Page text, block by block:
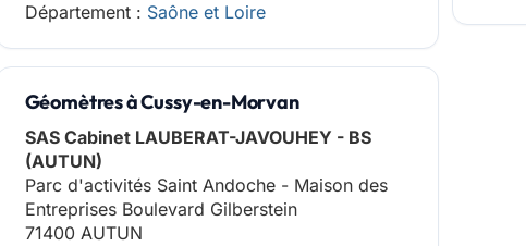
Département : Saône et Loire
Géomètres à Cussy-en-Morvan
SAS Cabinet LAUBERAT-JAVOUHEY - BS
(AUTUN)
Parc d'activités Saint Andoche - Maison des
Entreprises Boulevard Gilberstein
71400 AUTUN